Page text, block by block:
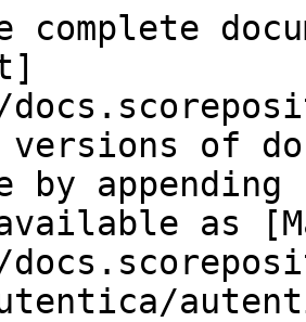
complete
versions of
by
as